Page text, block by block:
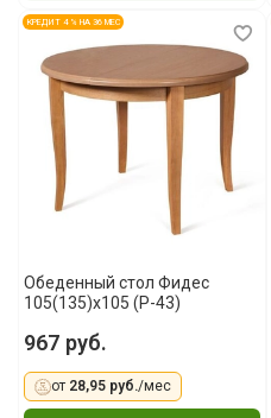
КРЕДИТ 4 % НА 36 МЕС
Обеденный стол Фидес
105(135)x105 (Р-43)
967 руб.
от 28,95 руб./мес